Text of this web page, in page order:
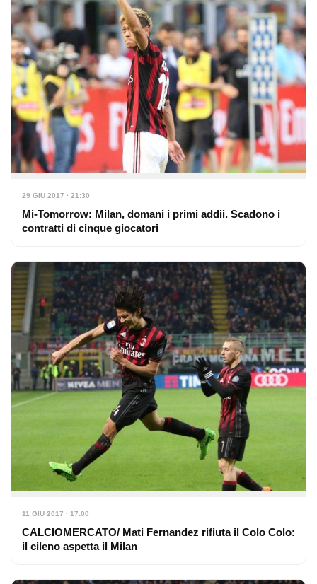
29 GIU 2017 · 21:30
Mi-Tomorrow: Milan, domani i primi addii. Scadono i
contratti di cinque giocatori
11 GIU 2017 · 17:00
CALCIOMERCATO/ Mati Fernandez rifiuta il Colo Colo:
il cileno aspetta il Milan